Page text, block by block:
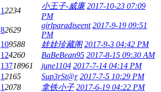
12234
小王子-威廉 2017-10-23 07:09
PM
82629
girlparadiseent 2017-9-19 09:51
PM
109588 娃娃珍藏阁 2017-9-3 04:42 PM
124260 BaBeBean95 2017-8-15 09:30 AM
13718961 june1104 2017-7-14 04:14 PM
12165 Sup3rSt@r 2017-7-5 10:29 PM
12078 拿铁小子 2017-6-19 04:22 PM